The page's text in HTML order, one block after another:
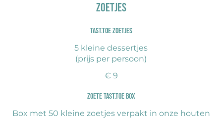
Zoetjes
Tast.toe zoetjes
5 kleine dessertjes
(prijs per persoon)
€ 9
Zoete Tast.toe BOX
Box met 50 kleine zoetjes verpakt in onze houten